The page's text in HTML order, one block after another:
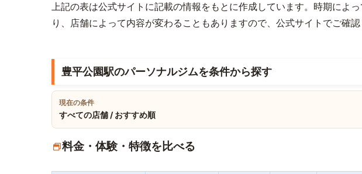
上記の表は公式サイトに記載の情報をもとに作成しています。時期によ
り、店舗によって内容が変わることもありますので、公式サイトでご確認
豊平公園駅のパーソナルジムを条件から探す
現在の条件
すべての店舗 / おすすめ順
料金・体験・特徴を比べる